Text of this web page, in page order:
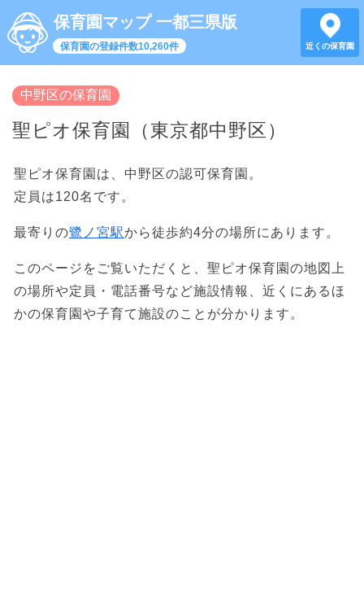
保育園マップ 一都三県版
保育園の登録件数10,260件 近くの保育園
中野区の保育園
聖ピオ保育園（東京都中野区）
聖ピオ保育園は、中野区の認可保育園。
定員は120名です。
最寄りの鷺ノ宮駅から徒歩約4分の場所にあります。
このページをご覧いただくと、聖ピオ保育園の地図上
の場所や定員・電話番号など施設情報、近くにあるほ
かの保育園や子育て施設のことが分かります。